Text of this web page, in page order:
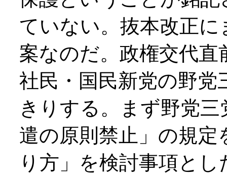
ていない。抜本改正
案なのだ。政権交代
社民・国民新党の野
きりする。まず野党
遣の原則禁止」の規
り方」を検討事項と